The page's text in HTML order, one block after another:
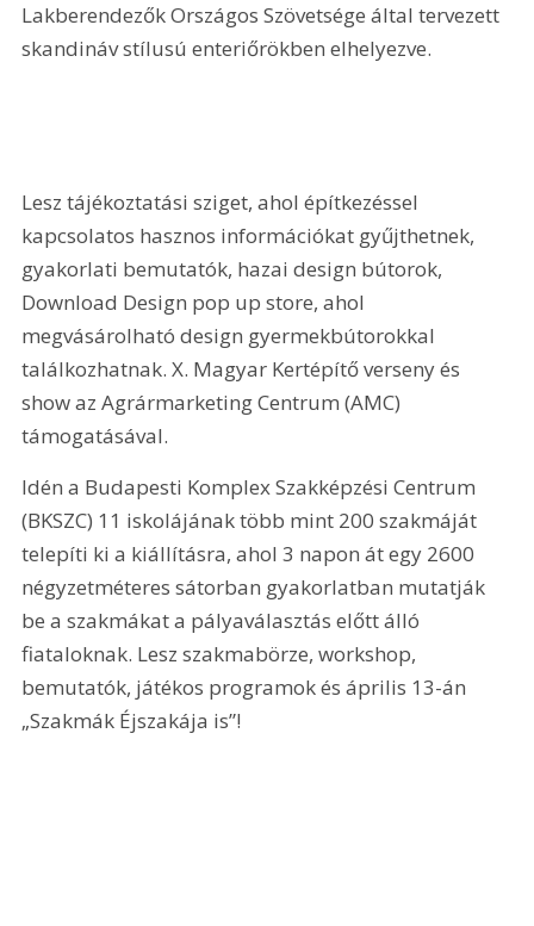
Lakberendezők Országos Szövetsége által tervezett
skandináv stílusú enteriőrökben elhelyezve.
Lesz tájékoztatási sziget, ahol építkezéssel
kapcsolatos hasznos információkat gyűjthetnek,
gyakorlati bemutatók, hazai design bútorok,
Download Design pop up store, ahol
megvásárolható design gyermekbútorokkal
találkozhatnak. X. Magyar Kertépítő verseny és
show az Agrármarketing Centrum (AMC)
támogatásával.
Idén a Budapesti Komplex Szakképzési Centrum
(BKSZC) 11 iskolájának több mint 200 szakmáját
telepíti ki a kiállításra, ahol 3 napon át egy 2600
négyzetméteres sátorban gyakorlatban mutatják
be a szakmákat a pályaválasztás előtt álló
fiataloknak. Lesz szakmabörze, workshop,
bemutatók, játékos programok és április 13-án
„Szakmák Éjszakája is”!